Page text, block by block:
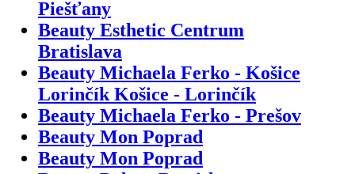
Piešťany
Beauty Esthetic Centrum
Bratislava
Beauty Michaela Ferko - Košice
Lorinčík Košice - Lorinčík
Beauty Michaela Ferko - Prešov
Beauty Mon Poprad
Beauty Mon Poprad